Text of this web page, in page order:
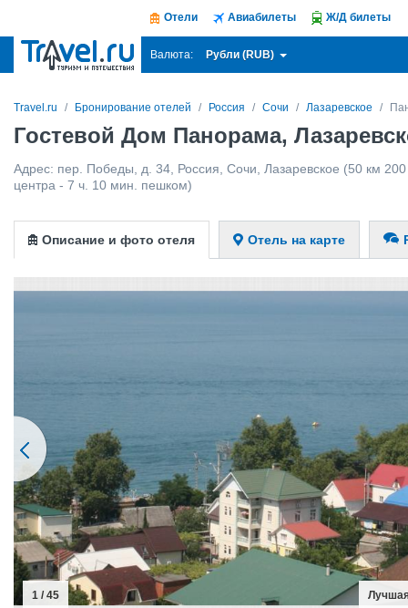
Отели Авиабилеты Ж/Д билеты
Валюта: Рубли (RUB)
Travel.ru Бронирование отелей Россия Сочи Лазаревское
Гостевой Дом Панорама,
Адрес: пер. Победы, д. 34 Россия Сочи Лазаревское (50 км
центра - 7 ч. 10 мин. пешком)
Описание и фото отеля Отель на карте
2 / 45